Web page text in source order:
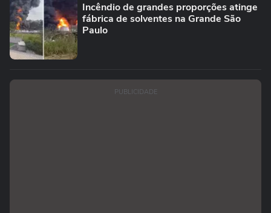
Incêndio de grandes proporções atinge
fábrica de solventes na Grande São
Paulo
PUBLICIDADE